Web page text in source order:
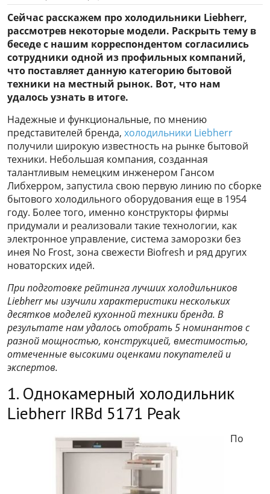
Сейчас расскажем про холодильники Liebherr,
рассмотрев некоторые модели. Раскрыть тему в
беседе с нашим корреспондентом согласились
сотрудники одной из профильных компаний,
что поставляет данную категорию бытовой
техники на местный рынок. Вот, что нам
удалось узнать в итоге.
Надежные и функциональные, по мнению
представителей бренда, холодильники Liebherr
получили широкую известность на рынке бытовой
техники. Небольшая компания, созданная
талантливым немецким инженером Гансом
Либхерром, запустила свою первую линию по сборке
бытового холодильного оборудования еще в 1954
году. Более того, именно конструкторы фирмы
придумали и реализовали такие технологии, как
электронное управление, система заморозки без
инея No Frost, зона свежести Biofresh и ряд других
новаторских идей.
При подготовке рейтинга лучших холодильников
Liebherr мы изучили характеристики нескольких
десятков моделей кухонной техники бренда. В
результате нам удалось отобрать 5 номинантов с
разной мощностью, конструкцией, вместимостью,
отмеченные высокими оценками покупателей и
экспертов.
1. Однокамерный холодильник
Liebherr IRBd 5171 Peak
По